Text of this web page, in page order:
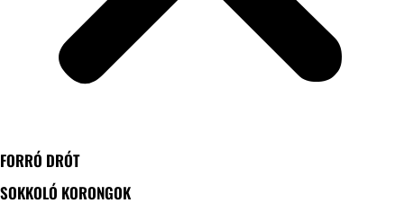
FORRÓ DRÓT
SOKKOLÓ KORONGOK